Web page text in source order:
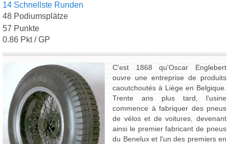
14 Schnellste Runden
48 Podiumsplätze
57 Punkte
0.86 Pkt / GP
C'est 1868 qu'Oscar Englebert
ouvre une entreprise de produits
caoutchoutés à Liège en Belgique.
Trente ans plus tard, l'usine
commence à fabriquer des pneus
de vélos et de voitures, devenant
ainsi le premier fabricant de pneus
du Benelux et l'un des premiers en